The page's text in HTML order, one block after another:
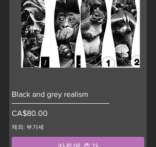
Black and grey realism
가격
CA$80.00
제외: 부가세